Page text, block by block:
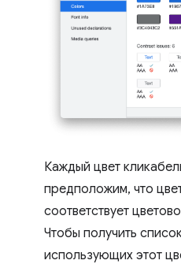
Каждый цвет
предположим, что
соответствует
Чтобы получить
использующих этот